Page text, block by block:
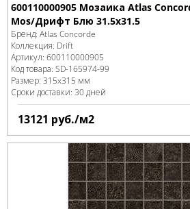
600110000905 Мозаика Atlas
Mos/Дрифт Блю 31.5x31.5
Бренд: Atlas Concorde
Коллекция: Drift
Артикул: 600110000905
Код товара: SD-165974-99
Размер: 315x315 мм
Сроки доставки: 30 дней
13121 руб./м2